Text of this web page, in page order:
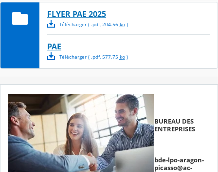
FLYER PAE 2025
Télécharger( .pdf, 204.56 ko)
PAE
Télécharger( .pdf, 577.75 ko)
BUREAU DES
ENTREPRISES
bde-lpo-aragon-
picasso@ac-